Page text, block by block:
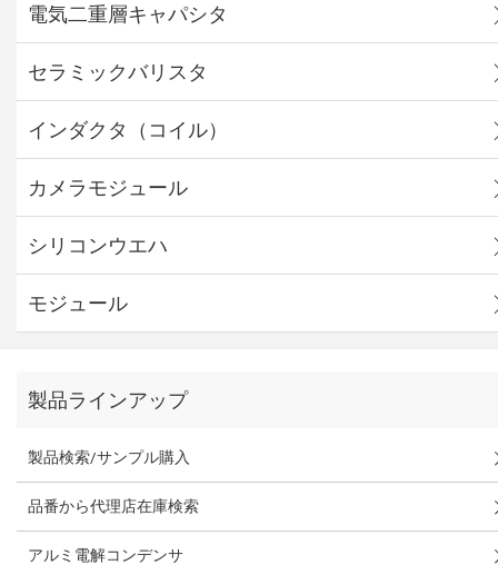
電気二重層キャパシタ
セラミックバリスタ
インダクタ（コイル）
カメラモジュール
シリコンウエハ
モジュール
製品ラインアップ
製品検索/サンプル購入
品番から代理店在庫検索
アルミ電解コンデンサ